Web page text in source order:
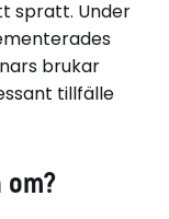
spratt. Under
brukar
tillfälle
om?